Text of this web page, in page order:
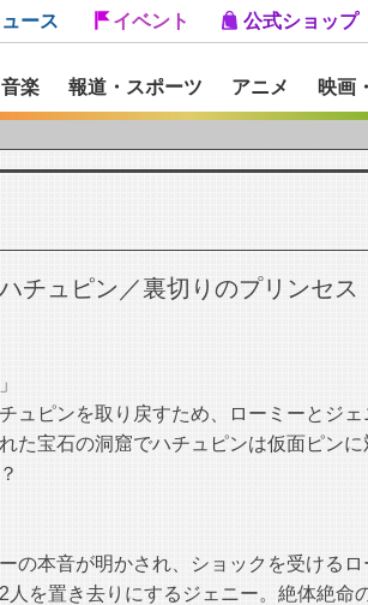
楽 報道・スポーツ アニメ 映画
ース イベント 公式ショップ
チュピン／裏切りのプリンセス
ュピンを取り戻すため、ローミーとジェ
た宝石の洞窟でハチュピンは仮面ピン
の本音が明かされ、ショックを受けるロ
人を置き去りにするジェニー。絶体絶命